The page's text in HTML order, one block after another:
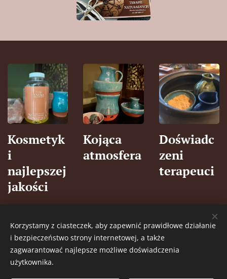
Kosmetyk
i
najlepszej
jakości
Kojąca
atmosfera
Doświadc
zeni
terapeuci
Korzystamy z ciasteczek, aby zapewnić prawidłowe działanie
i bezpieczeństwo strony internetowej, a także
zagwarantować najlepsze możliwe doświadczenia
użytkownika.